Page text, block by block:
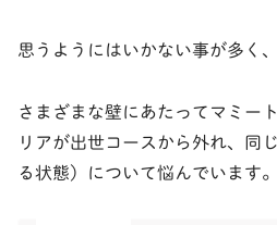
思うようにはいかない事が多く、
さまざまな壁にあたってマミー
リアが出世コースから外れ、同
る状態）について悩んでいます。